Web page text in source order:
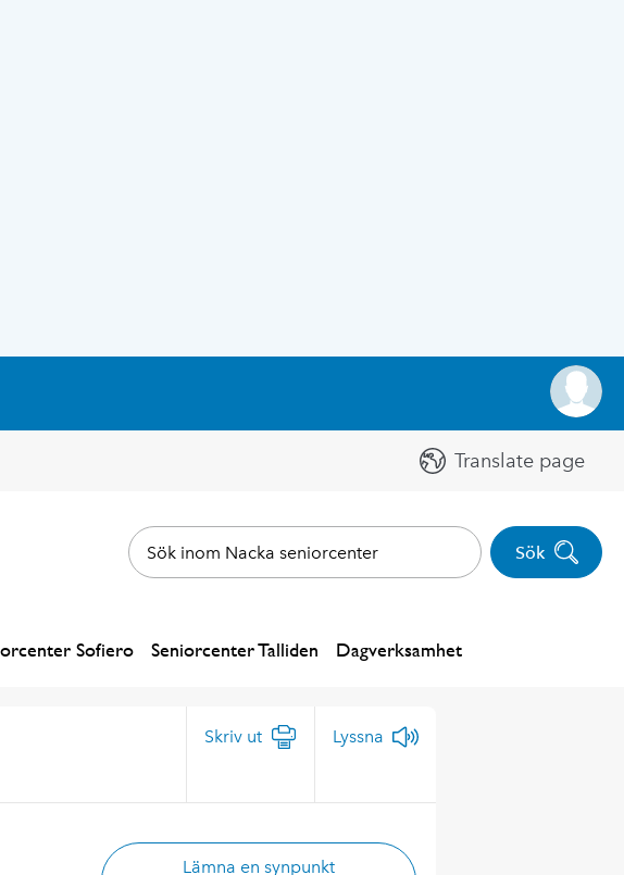
Translate page
Sök
Sofiero Seniorcenter Talliden Dagverksamhet
Skriv ut Lyssna
Lämna en synpunkt